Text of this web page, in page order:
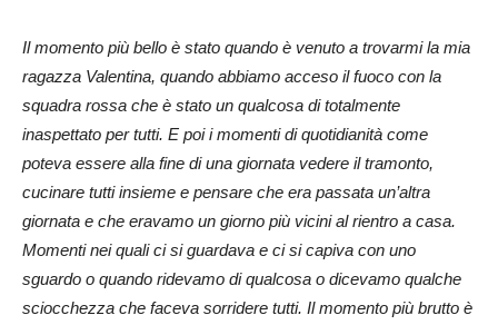
Il momento più bello è stato quando è venuto a trovarmi la mia
ragazza Valentina, quando abbiamo acceso il fuoco con la
squadra rossa che è stato un qualcosa di totalmente
inaspettato per tutti. E poi i momenti di quotidianità come
poteva essere alla fine di una giornata vedere il tramonto,
cucinare tutti insieme e pensare che era passata un’altra
giornata e che eravamo un giorno più vicini al rientro a casa.
Momenti nei quali ci si guardava e ci si capiva con uno
sguardo o quando ridevamo di qualcosa o dicevamo qualche
sciocchezza che faceva sorridere tutti. Il momento più brutto è